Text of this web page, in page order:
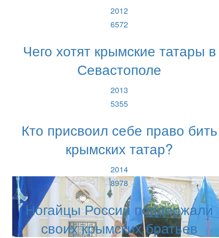
2012
6572
Чего хотят крымские татары в
Севастополе
2013
5355
Кто присвоил себе право бить
крымских татар?
2014
8978
Ногайцы России поддержали
своих крымских братьев